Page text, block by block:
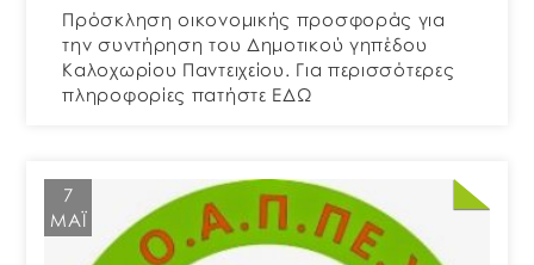
Πρόσκληση οικονομικής προσφοράς για
την συντήρηση του Δημοτικού γηπέδου
Καλοχωρίου Παντειχείου. Για περισσότερες
πληροφορίες πατήστε ΕΔΩ
7
ΜΆΙ